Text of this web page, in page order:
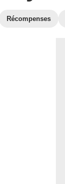
Récompenses